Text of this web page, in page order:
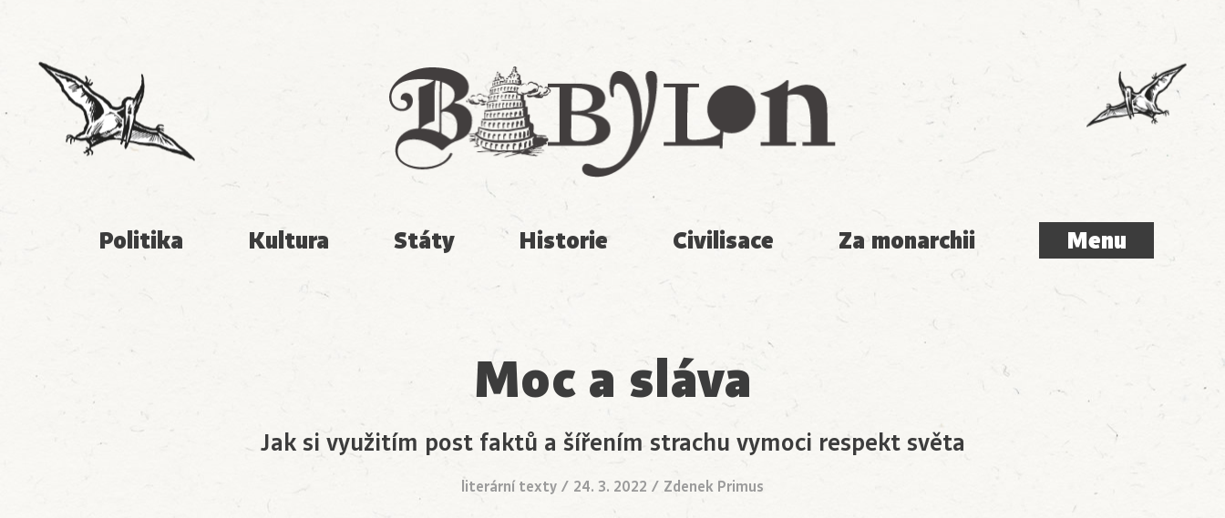
Babylon
Politika Kultura Státy Historie Civilisace Za monarchii Menu
Menu
Moc a sláva
Jak si využitím post faktů a šířením strachu vymoci respekt světa
literární texty / 24. 3. 2022 / Zdenek Primus